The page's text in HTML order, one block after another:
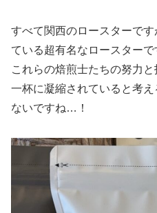
すべて関西のロースターで
ている超有名なロースターで
これらの焙煎士たちの努力
一杯に凝縮されていると考
ないですね…！